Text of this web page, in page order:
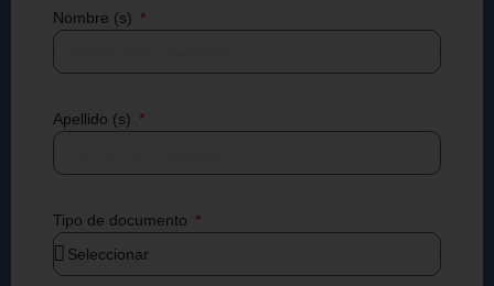
Nombre (s)
Apellido (s)
Tipo de documento